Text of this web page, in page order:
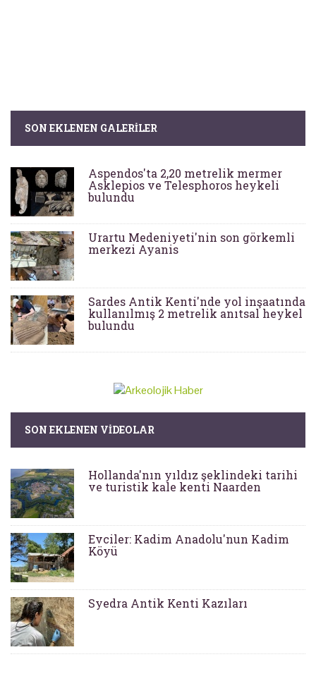
SON EKLENEN GALERILER
Aspendos'ta 2,20 metrelik mermer
Asklepios ve Telesphoros heykeli
bulundu
Urartu Medeniyeti'nin son görkemli
merkezi Ayanis
Sardes Antik Kenti'nde yol inşaatında
kullanılmış 2 metrelik anıtsal heykel
bulundu
SON EKLENEN VIDEOLAR
Hollanda'nın yıldız şeklindeki tarihi
ve turistik kale kenti Naarden
Evciler: Kadim Anadolu'nun Kadim
Köyü
Syedra Antik Kenti Kazıları